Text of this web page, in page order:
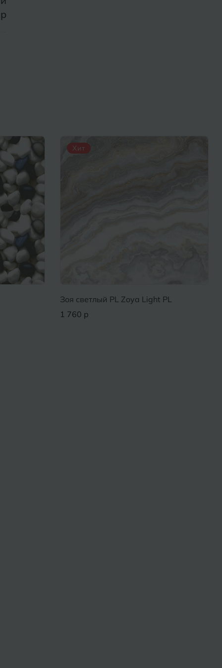
Хит
Зоя светлый PL Zoya Light PL
1 760 р